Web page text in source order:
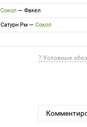
Сокол — Факел
Сатурн Рм — Сокол
? Условные